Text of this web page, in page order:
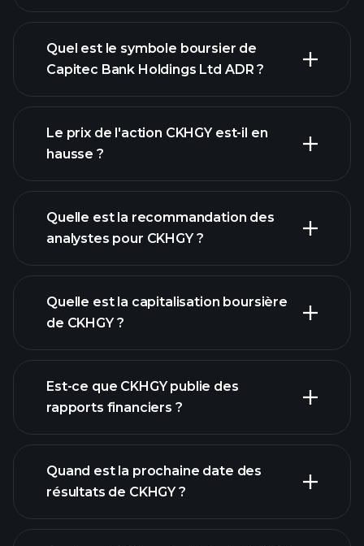
graphique
avancé
Quel est le symbole boursier de
Capitec Bank Holdings Ltd ADR ?
Le prix de l'action CKHGY est-il en
hausse ?
graphique de CKHGY
Quelle est la recommandation des
analystes pour CKHGY ?
Quelle est la capitalisation boursière
de CKHGY ?
liste d'actions
Est-ce que CKHGY publie des
rapports financiers ?
finances de
CKHGY
Quand est la prochaine date des
résultats de CKHGY ?